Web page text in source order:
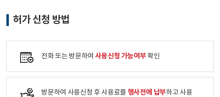
사용신청 시작
허가 신청 방법
전화 또는 방문하여 사용신청 가능여부 확인
방문하여 사용신청 후 사용료를행사전에 납부하고 사용